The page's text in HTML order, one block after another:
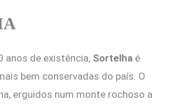
anos de existência, Sortelha é
bem conservadas do país. O
erguidos num monte rochoso a